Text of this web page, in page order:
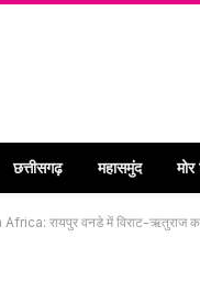
छत्तीसगढ़ महासमुंद
रायपुर वनडे में विराट-ऋतुराज